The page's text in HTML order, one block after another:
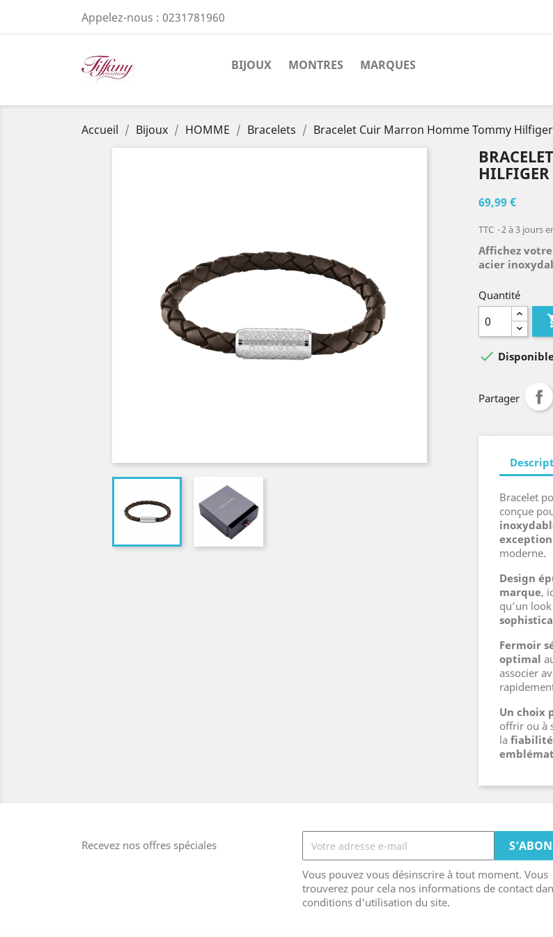
Appelez-nous : 0231781960
BIJOUX MONTRES MARQUES
Accueil Bijoux HOMME Bracelets Bracelet Cuir Marron Homme Tommy
69,99 €
TTC 2 à 3 jours
Affichez
acier
Quantité

Partager
Bracelet
conçue
moderne.
Design
marque,
qu’un
Fermoir
optimal
associer
Un choix
offrir ou à
la fiabilité
Recevez nos offres spéciales
Vous pouvez vous désinscrire à tout moment. Vous
trouverez pour cela nos informations de contact
conditions d'utilisation du site.